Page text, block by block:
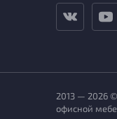
2013 — 2026
офисной